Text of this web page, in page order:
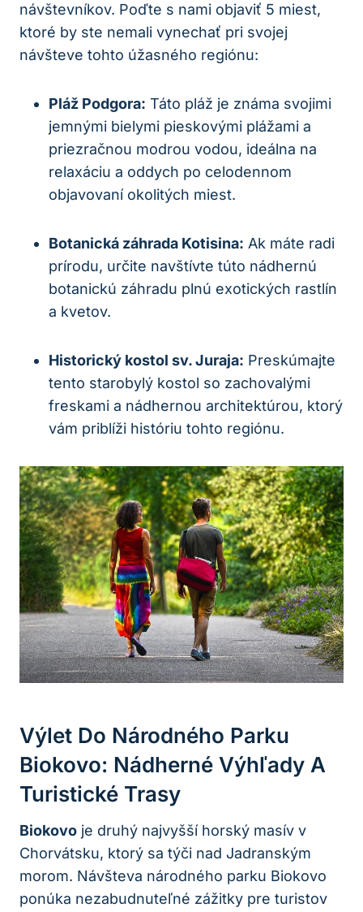
návštevníkov. Poďte s nami objaviť 5 miest,
ktoré by ste nemali vynechať pri svojej
návšteve tohto úžasného regiónu:
Pláž Podgora: Táto pláž je známa svojimi
jemnými bielymi pieskovými plážami a
priezračnou modrou vodou, ideálna na
relaxáciu a oddych po celodennom
objavovaní okolitých miest.
Botanická záhrada Kotisina: Ak máte radi
prírodu, určite navštívte túto nádhernú
botanickú záhradu plnú exotických rastlín
a kvetov.
Historický kostol sv. Juraja: Preskúmajte
tento starobylý kostol so zachovalými
freskami a nádhernou architektúrou, ktorý
vám priblíži históriu tohto regiónu.
Výlet Do Národného Parku
Biokovo: Nádherné Výhľady A
Turistické Trasy
Biokovo je druhý najvyšší horský masív v
Chorvátsku, ktorý sa týči nad Jadranským
morom. Návšteva národného parku Biokovo
ponúka nezabudnuteľné zážitky pre turistov